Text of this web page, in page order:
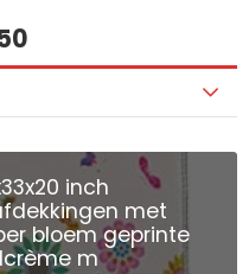
inch
met
bloem geprinte
m